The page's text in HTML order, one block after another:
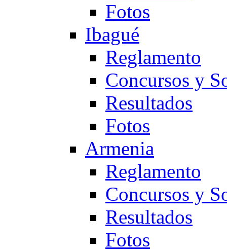
Fotos
Ibagué
Reglamento
Concursos y
Resultados
Fotos
Armenia
Reglamento
Concursos y
Resultados
Fotos